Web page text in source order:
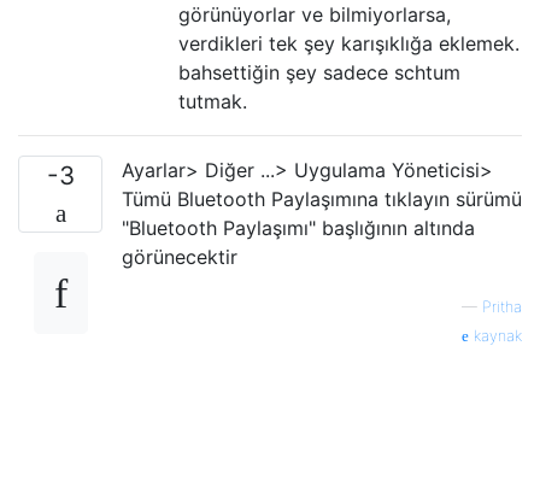
görünüyorlar ve bilmiyorlarsa,
verdikleri tek şey karışıklığa eklemek.
bahsettiğin şey sadece schtum
tutmak.
-3
Ayarlar> Diğer ...> Uygulama Yöneticisi>
Tümü Bluetooth Paylaşımına tıklayın sürümü
"Bluetooth Paylaşımı" başlığının altında
görünecektir
— Pritha
kaynak